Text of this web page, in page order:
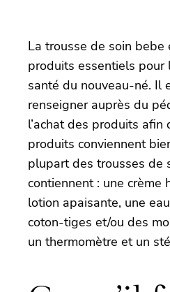
La trousse de soin
produits essentiels
santé du nouveau-né. Il
renseigner auprès du
l’achat des produits afin
produits conviennent
plupart des trousses de
contiennent : une crème
lotion apaisante, une
coton-tiges et/ou des
un thermomètre et un